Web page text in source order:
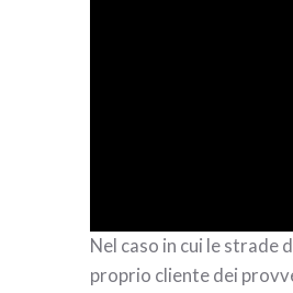
Nel caso in cui le strade
proprio cliente dei